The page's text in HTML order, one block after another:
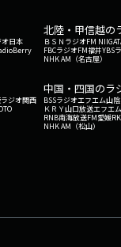
オ日本
北陸・甲信越の
ＢＳＮラジオFM
FBCラジオFM福井YBS
NHK AM（名古屋）
ラジオ関西
中国・四国のラ
BSSラジオエフエム山陰
ＫＲＹ山口放送エフエ
RNB南海放送FM愛媛
NHK AM（松山）